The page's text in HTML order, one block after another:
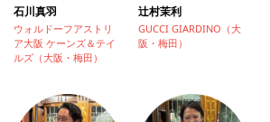
石川真羽
ウォルドーフアストリ
ア大阪 ケーンズ＆テイ
ルズ（大阪・梅田）
辻村茉利
GUCCI GIARDINO（大
阪・梅田）